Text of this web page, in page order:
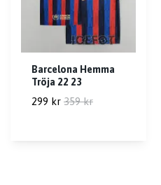
Barcelona Hemma
Tröja 22 23
299 kr 359 kr